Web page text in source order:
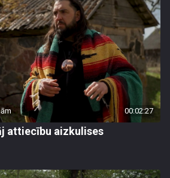
00:02:27
attiecību aizkulises